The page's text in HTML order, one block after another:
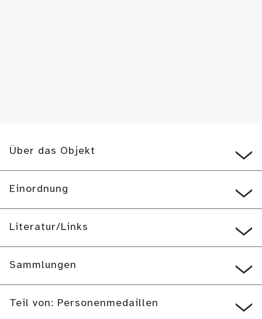
Über das Objekt
Einordnung
Literatur/Links
Sammlungen
Teil von: Personenmedaillen